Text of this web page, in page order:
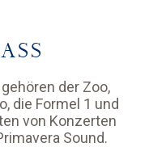
der Zoo,
die Formel 1 und
von Konzerten
Sound.